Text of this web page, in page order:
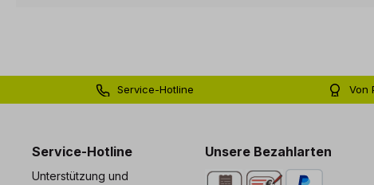
Service-Hotline
Von
Service-Hotline
Unterstützung und
Unsere Bezahlarten